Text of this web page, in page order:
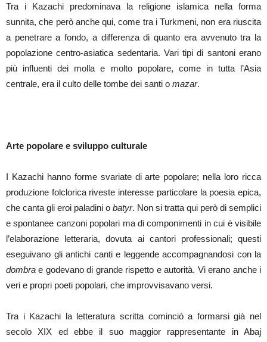
Tra i Kazachi predominava la religione islamica nella forma
sunnita, che però anche qui, come tra i Turkmeni, non era riuscita
a penetrare a fondo, a differenza di quanto era avvenuto tra la
popolazione centro-asiatica sedentaria. Vari tipi di santoni erano
più influenti dei molla e molto popolare, come in tutta l’Asia
centrale, era il culto delle tombe dei santi o mazar.
Arte popolare e sviluppo culturale
I Kazachi hanno forme svariate di arte popolare; nella loro ricca
produzione folclorica riveste interesse particolare la poesia epica,
che canta gli eroi paladini o batyr. Non si tratta qui però di semplici
e spontanee canzoni popolari ma di componimenti in cui è visibile
l’elaborazione letteraria, dovuta ai cantori professionali; questi
eseguivano gli antichi canti e leggende accompagnandosi con la
dombra e godevano di grande rispetto e autorità. Vi erano anche i
veri e propri poeti popolari, che improvvisavano versi.
Tra i Kazachi la letteratura scritta cominciò a formarsi già nel
secolo XIX ed ebbe il suo maggior rappresentante in Abaj